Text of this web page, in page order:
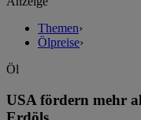
Themen›
Ölpreise›
Öl
USA fördern mehr